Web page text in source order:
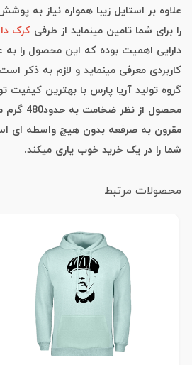
علاوه بر استایل زیبا همواره نیاز به
را برای شما تامین مینماید از طرفی کرک
دارایی اهمیت بوده که این محصول را
کاربردی معرفی مینماید و لازم به ذکر
گروه تولید آریا پارس با بهترین کیفیت
محصول از
مقرون به صرفعه بدون هیچ واسطه ای
شما را در یک خرید خوب یاری میکند.
محصولات مرتبط